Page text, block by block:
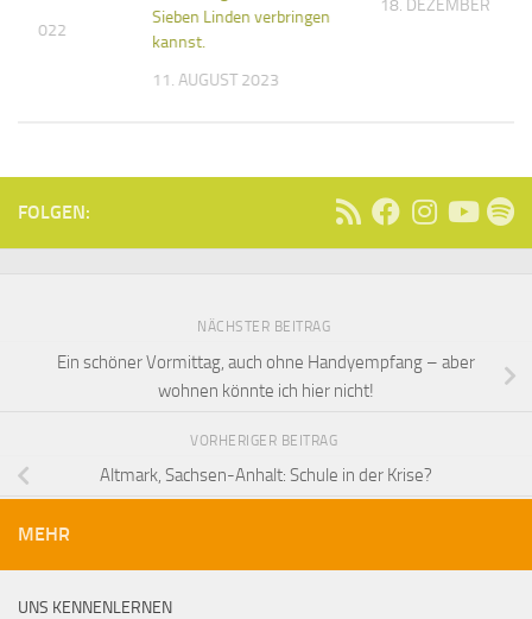
Sieben Linden verbringen
kannst.
11. AUGUST 2023
18. DEZEMBER 2025
2022
FOLGEN:
NÄCHSTER BEITRAG
Ein schöner Vormittag, auch ohne Handyempfang – aber
wohnen könnte ich hier nicht!
VORHERIGER BEITRAG
Altmark, Sachsen-Anhalt: Schule in der Krise?
MEHR
UNS KENNENLERNEN